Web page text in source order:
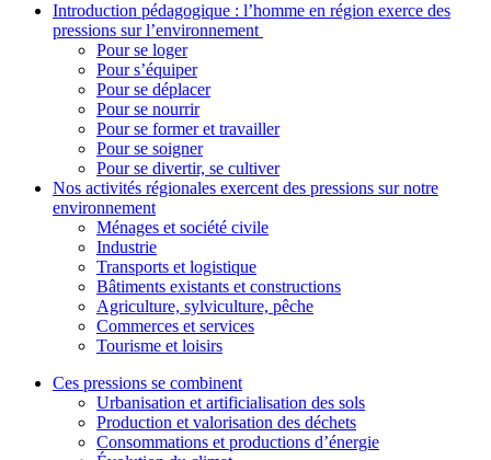
Introduction pédagogique : l’homme en région exerce des
pressions sur l’environnement
Pour se loger
Pour s’équiper
Pour se déplacer
Pour se nourrir
Pour se former et travailler
Pour se soigner
Pour se divertir, se cultiver
Nos activités régionales exercent des pressions sur notre
environnement
Ménages et société civile
Industrie
Transports et logistique
Bâtiments existants et constructions
Agriculture, sylviculture, pêche
Commerces et services
Tourisme et loisirs
Ces pressions se combinent
Urbanisation et artificialisation des sols
Production et valorisation des déchets
Consommations et productions d’énergie